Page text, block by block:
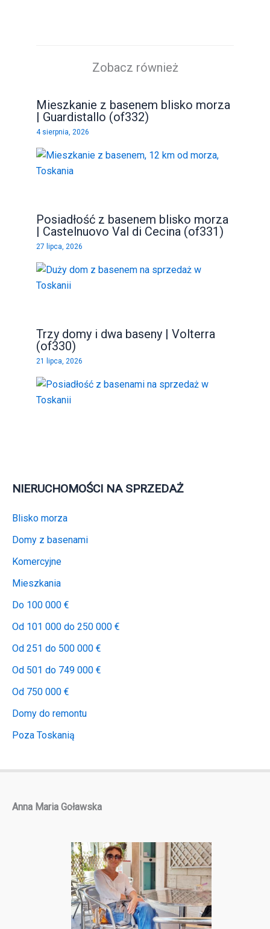
Zobacz również
Mieszkanie z basenem blisko morza
| Guardistallo (of332)
4 sierpnia, 2026
Posiadłość z basenem blisko morza
| Castelnuovo Val di Cecina (of331)
27 lipca, 2026
Trzy domy i dwa baseny | Volterra
(of330)
21 lipca, 2026
NIERUCHOMOŚCI NA SPRZEDAŻ
Blisko morza
Domy z basenami
Komercyjne
Mieszkania
Do 100 000 €
Od 101 000 do 250 000 €
Od 251 do 500 000 €
Od 501 do 749 000 €
Od 750 000 €
Domy do remontu
Poza Toskanią
Anna Maria Goławska